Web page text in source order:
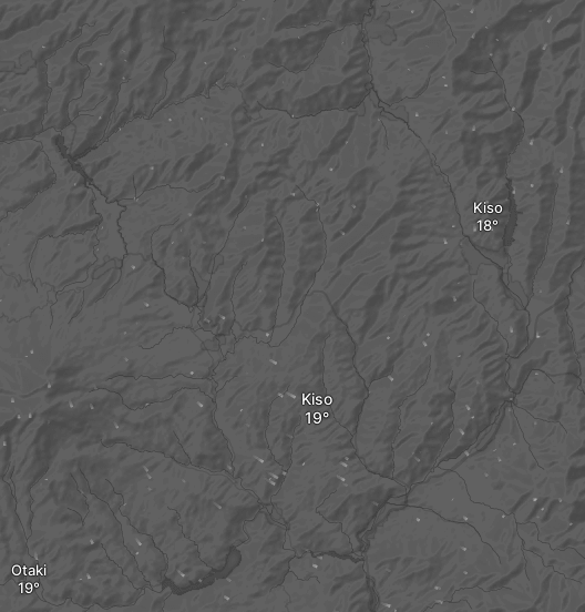
Kiso
Kiso
Otaki